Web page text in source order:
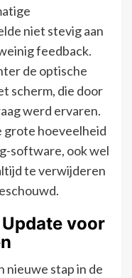
niet stevig aan
feedback.
de optische
scherm, die door
werd ervaren.
grote hoeveelheid
software, ook wel
te verwijderen
Update voor
nieuwe stap in de